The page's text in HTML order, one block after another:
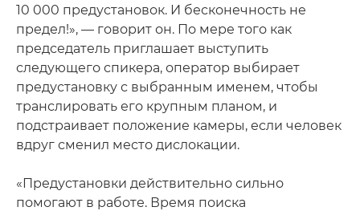
10 000 предустановок. И бесконечность не
предел!», — говорит он. По мере того как
председатель приглашает выступить
следующего спикера, оператор выбирает
предустановку с выбранным именем, чтобы
транслировать его крупным планом, и
подстраивает положение камеры, если человек
вдруг сменил место дислокации.
«Предустановки действительно сильно
помогают в работе. Время поиска